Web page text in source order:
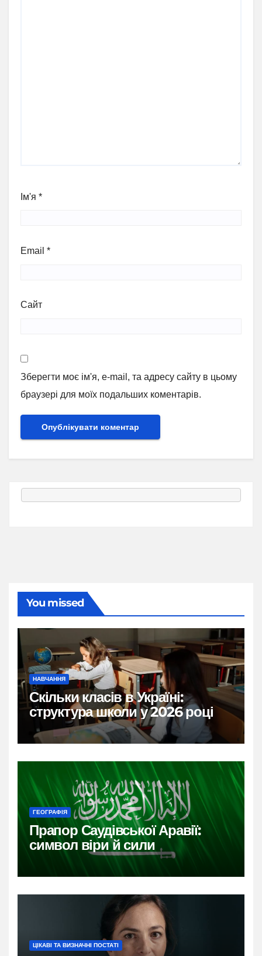
Ім'я *
Email *
Сайт
Зберегти моє ім'я, e-mail, та адресу сайту в цьому
браузері для моїх подальших коментарів.
You missed
НАВЧАННЯ
Скільки класів в Україні:
структура школи у 2026 році
ГЕОГРАФІЯ
Прапор Саудівської Аравії:
символ віри й сили
ЦІКАВІ ТА ВИЗНАЧНІ ПОСТАТІ